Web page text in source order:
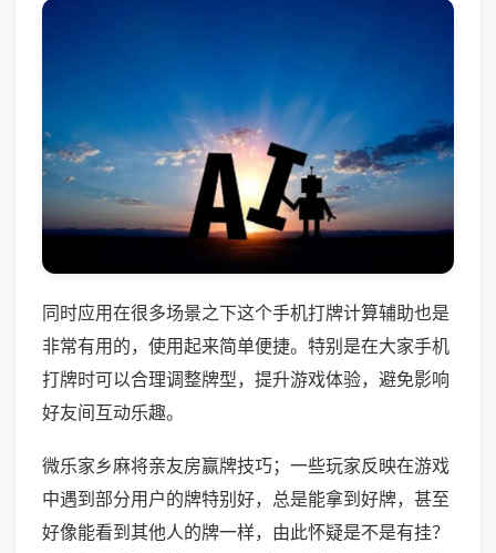
同时应用在很多场景之下这个手机打牌计算辅助也是
非常有用的，使用起来简单便捷。特别是在大家手机
打牌时可以合理调整牌型，提升游戏体验，避免影响
好友间互动乐趣。
微乐家乡麻将亲友房赢牌技巧；一些玩家反映在游戏
中遇到部分用户的牌特别好，总是能拿到好牌，甚至
好像能看到其他人的牌一样，由此怀疑是不是有挂？